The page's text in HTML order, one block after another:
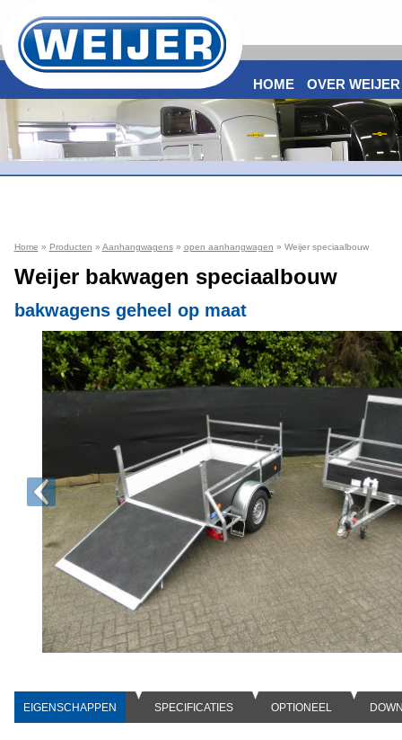
Home » Producten » Aanhangwagens» open aanhangwagen » Weijer speciaalbouw
Weijer bakwagen speciaalbouw
bakwagens geheel op maat
EIGENSCHAPPEN SPECIFICATIES OPTIONEEL
HOME OVER WEIJER